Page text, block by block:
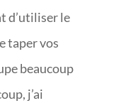
d’utiliser le
taper vos
beaucoup
j’ai